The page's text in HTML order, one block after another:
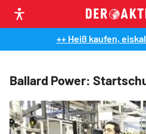
++ Heiß kaufen,
Ballard Power: